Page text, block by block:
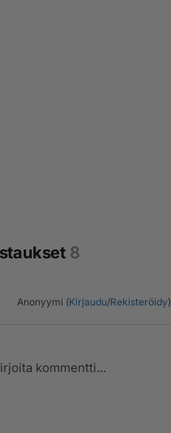
8
Anonyymi (Kirjaudu/Rekisteröidy)